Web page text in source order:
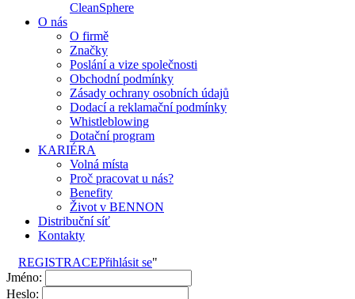
CleanSphere
O nás
O firmě
Značky
Poslání a vize společnosti
Obchodní podmínky
Zásady ochrany osobních údajů
Dodací a reklamační podmínky
Whistleblowing
Dotační program
KARIÉRA
Volná místa
Proč pracovat u nás?
Benefity
Život v BENNON
Distribuční síť
Kontakty
REGISTRACEPřihlásit se"
Jméno:
Heslo: